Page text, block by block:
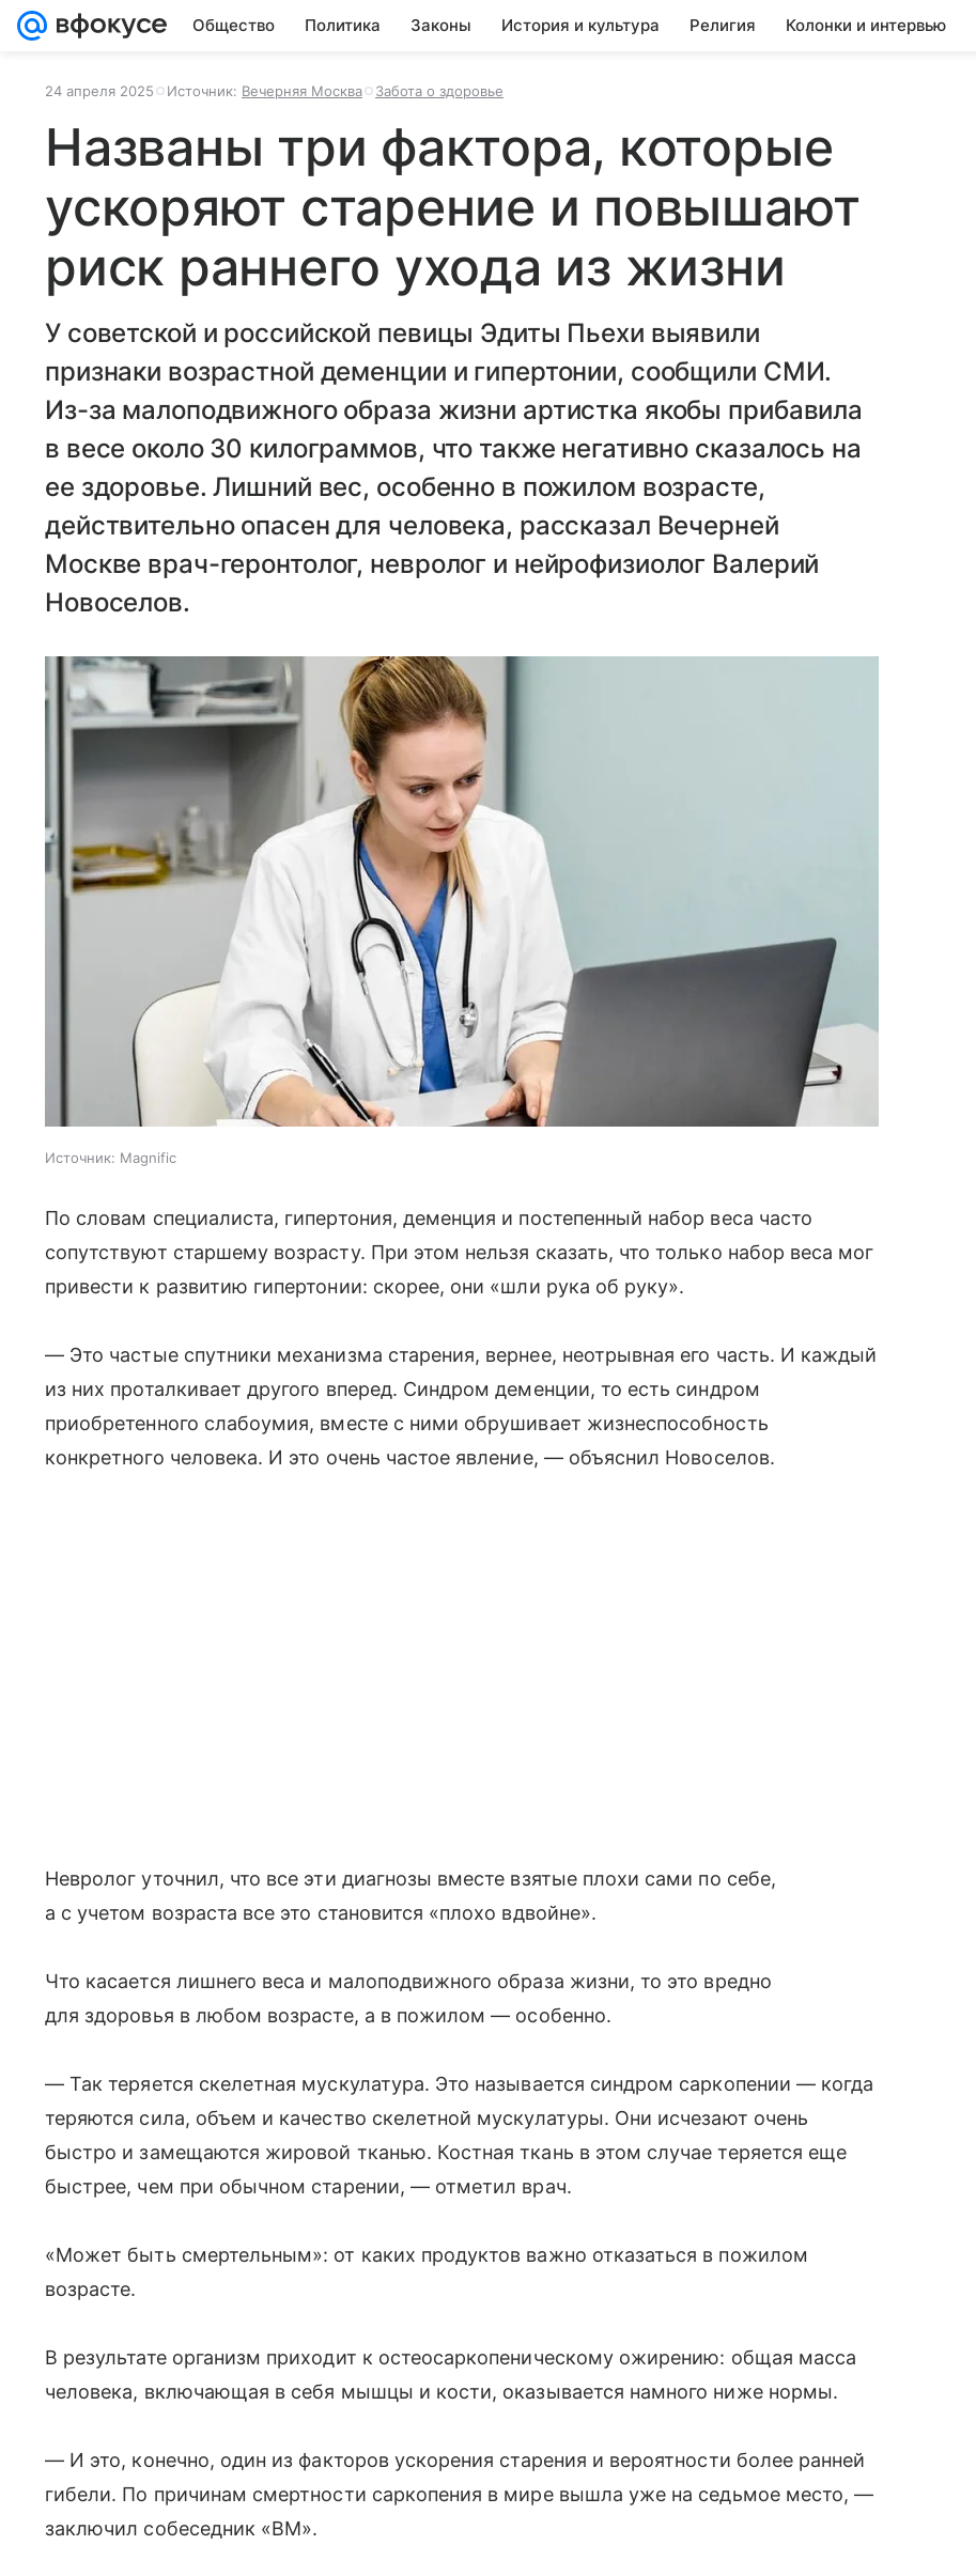
Общество Политика Законы История и культура Религия Колонки и интервью
24 апреля 2025 Источник: Вечерняя Москва Забота о здоровье
Названы три фактора, которые
ускоряют старение и повышают
риск раннего ухода из жизни
У советской и российской певицы Эдиты Пьехи выявили
признаки возрастной деменции и гипертонии, сообщили СМИ.
Из-за малоподвижного образа жизни артистка якобы прибавила
в весе около 30 килограммов, что также негативно сказалось на
ее здоровье. Лишний вес, особенно в пожилом возрасте,
действительно опасен для человека, рассказал Вечерней
Москве врач-геронтолог, невролог и нейрофизиолог Валерий
Новоселов.
Источник: Magnific
По словам специалиста, гипертония, деменция и постепенный набор веса часто
сопутствуют старшему возрасту. При этом нельзя сказать, что только набор веса мог
привести к развитию гипертонии: скорее, они «шли рука об руку».
— Это частые спутники механизма старения, вернее, неотрывная его часть. И каждый
из них проталкивает другого вперед. Синдром деменции, то есть синдром
приобретенного слабоумия, вместе с ними обрушивает жизнеспособность
конкретного человека. И это очень частое явление, — объяснил Новоселов.
Невролог уточнил, что все эти диагнозы вместе взятые плохи сами по себе,
а с учетом возраста все это становится «плохо вдвойне».
Что касается лишнего веса и малоподвижного образа жизни, то это вредно
для здоровья в любом возрасте, а в пожилом — особенно.
— Так теряется скелетная мускулатура. Это называется синдром саркопении — когда
теряются сила, объем и качество скелетной мускулатуры. Они исчезают очень
быстро и замещаются жировой тканью. Костная ткань в этом случае теряется еще
быстрее, чем при обычном старении, — отметил врач.
«Может быть смертельным»: от каких продуктов важно отказаться в пожилом
возрасте.
В результате организм приходит к остеосаркопеническому ожирению: общая масса
человека, включающая в себя мышцы и кости, оказывается намного ниже нормы.
— И это, конечно, один из факторов ускорения старения и вероятности более ранней
гибели. По причинам смертности саркопения в мире вышла уже на седьмое место, —
заключил собеседник «ВМ».